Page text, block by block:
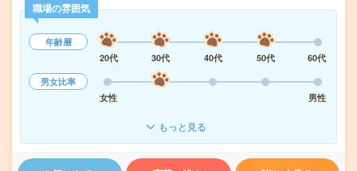
職場の雰囲気
年齢層
20代
30代 40代 50代
60代
男女比率
女性
男性
もっと見る